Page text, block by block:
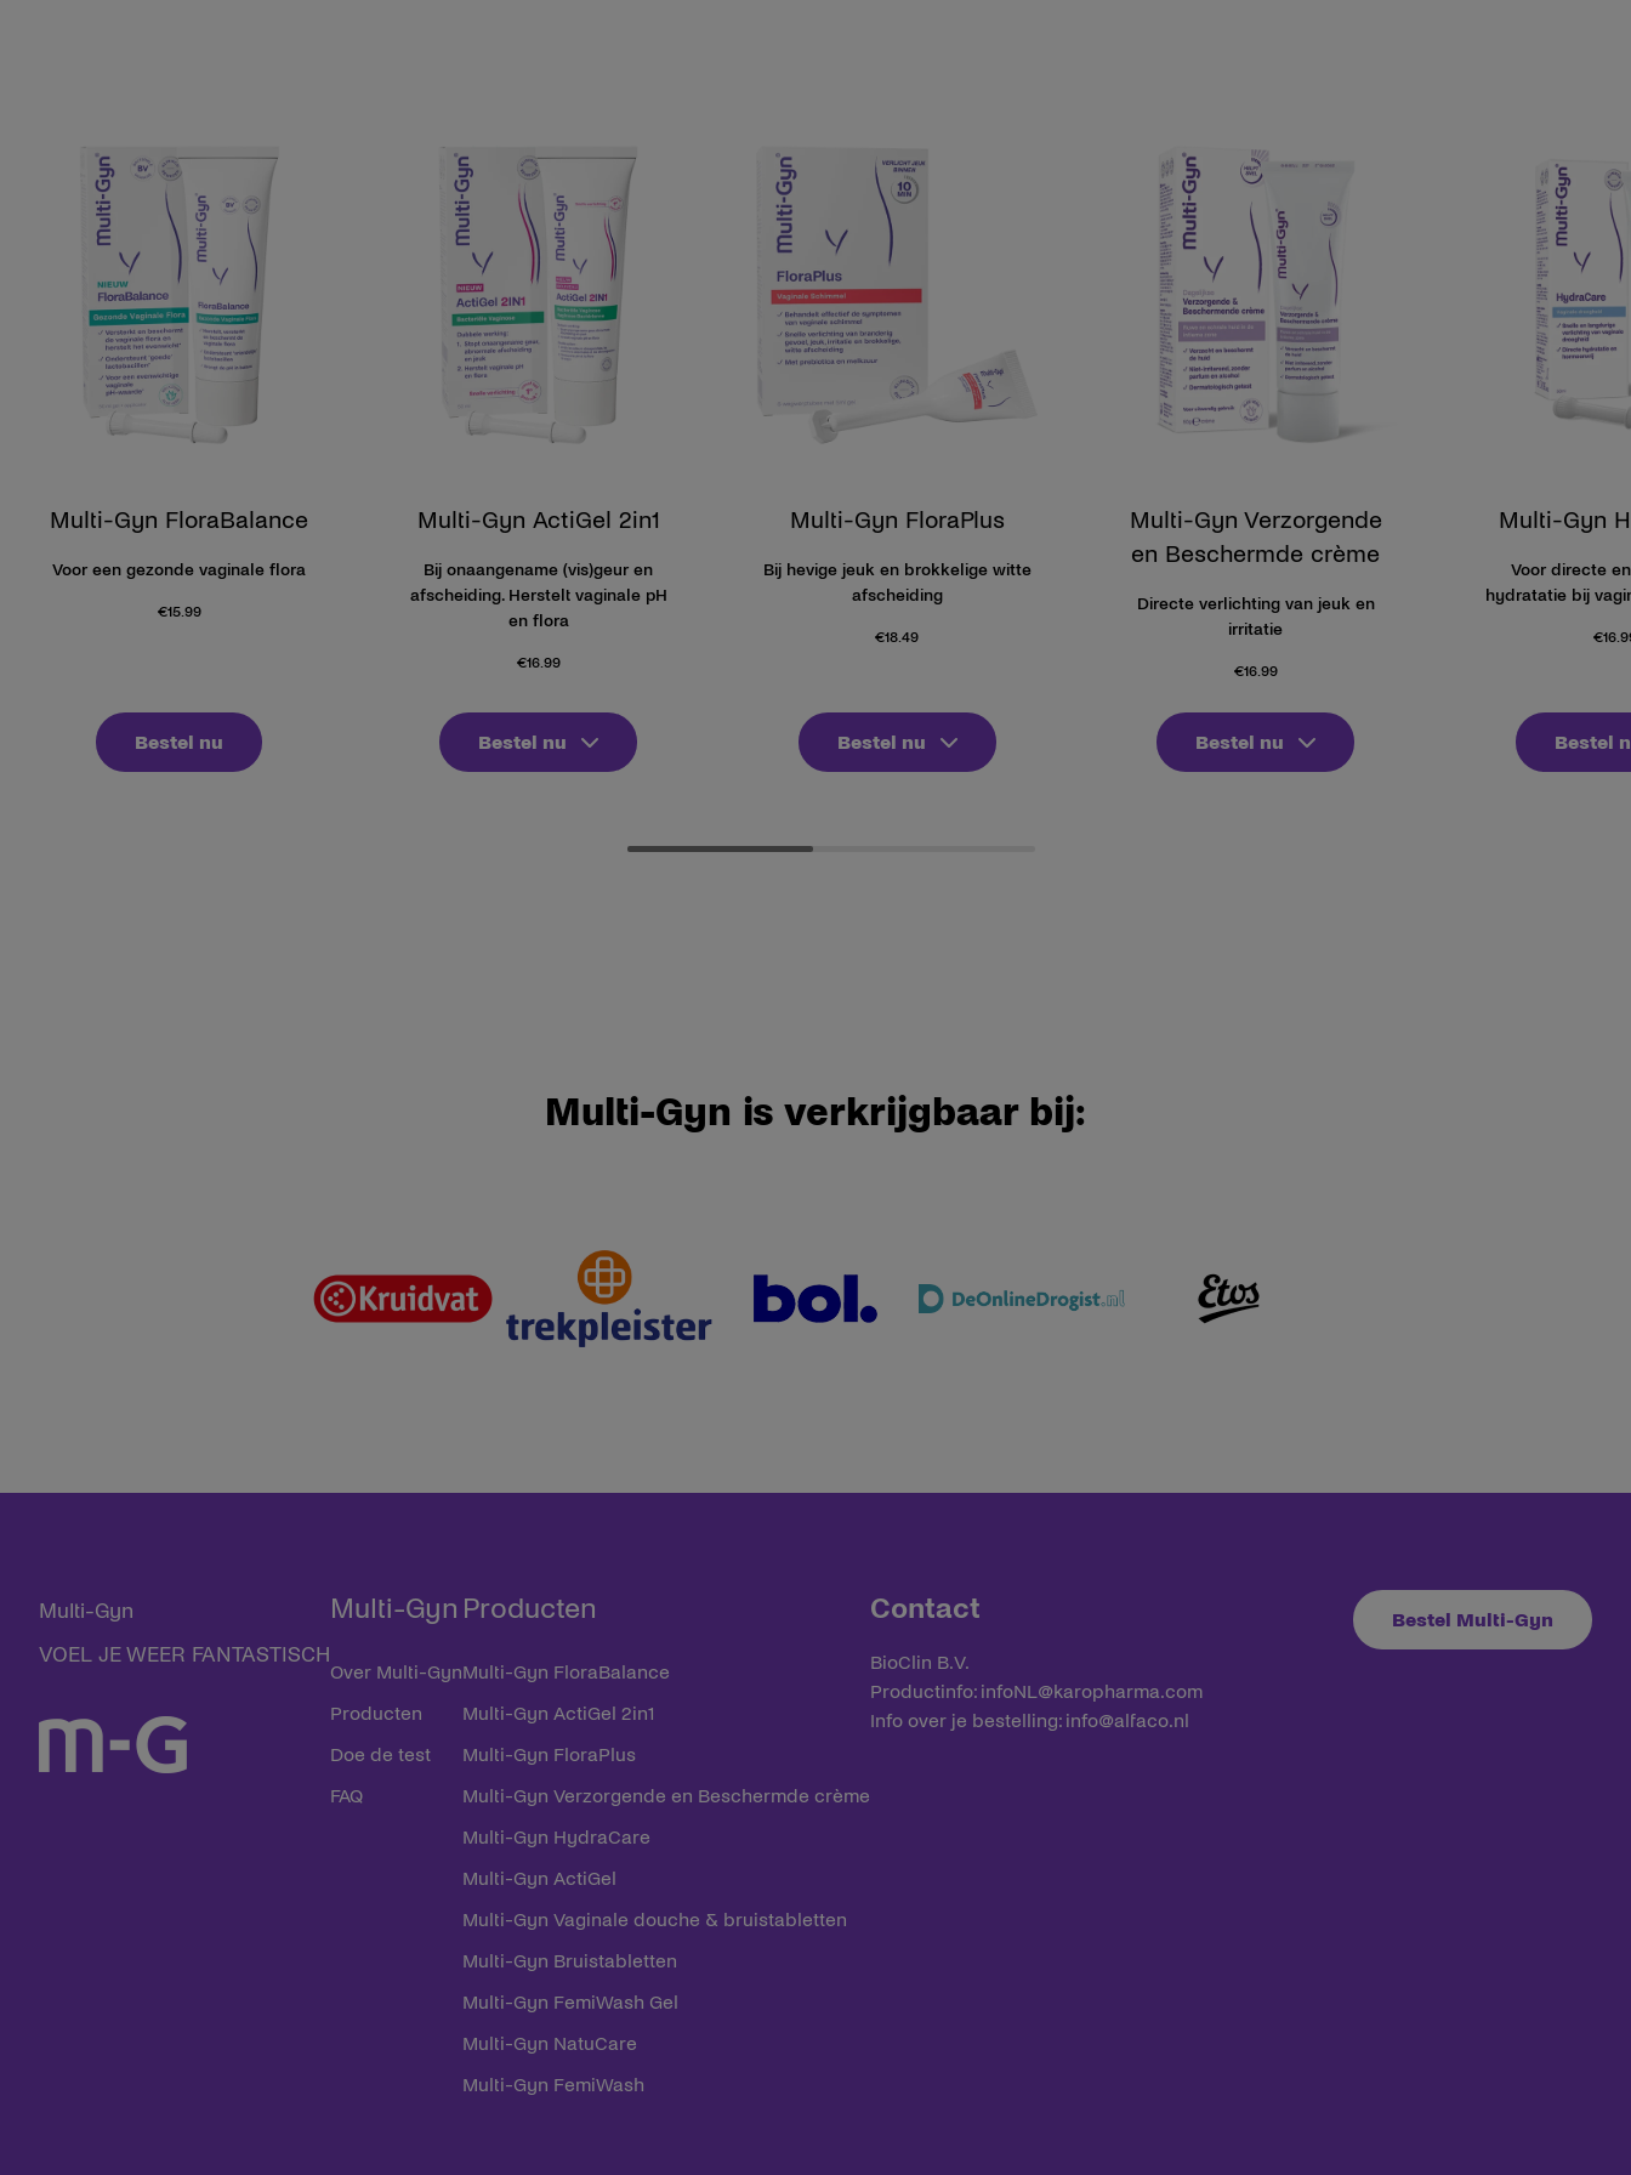
Multi-Gyn FloraBalance
Voor een gezonde vaginale flora
€15.99
Bestel nu
Multi-Gyn ActiGel 2in1
Bij onaangename (vis)geur en
afscheiding. Herstelt vaginale pH
en flora
€16.99
Bestel nu
Multi-Gyn FloraPlus
Bij hevige jeuk en brokkelige witte
afscheiding
€18.49
Bestel nu
Multi-Gyn Verzorgende
en Beschermde crème
Directe verlichting van jeuk en
irritatie
€16.99
Bestel nu
Multi-Gyn
Voor directe
hydratatie bij
€
Bestel
Multi-Gyn is verkrijgbaar bij:
Multi-Gyn
VOEL JE WEER FANTASTISCH
Multi-Gyn
Over Multi-Gyn
Producten
Doe de test
FAQ
Producten
Multi-Gyn FloraBalance
Multi-Gyn ActiGel 2in1
Multi-Gyn FloraPlus
Multi-Gyn Verzorgende en Beschermde crème
Multi-Gyn HydraCare
Multi-Gyn ActiGel
Multi-Gyn Vaginale douche & bruistabletten
Multi-Gyn Bruistabletten
Multi-Gyn FemiWash Gel
Multi-Gyn NatuCare
Multi-Gyn FemiWash
Contact
BioClin B.V.
Productinfo: infoNL@karopharma.com
Info over je bestelling: info@alfaco.nl
Bestel Multi-Gyn